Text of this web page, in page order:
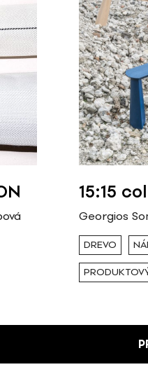
15:15
Georgios
DREVO